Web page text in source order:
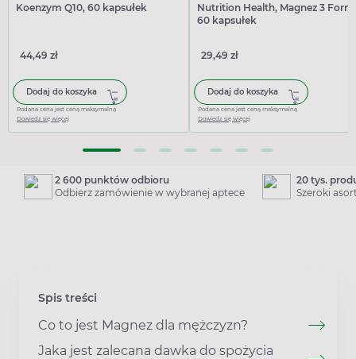
Koenzym Q10, 60 kapsułek
44,49 zł
Dodaj do koszyka
Podana cena jest ceną maksymalną
Dowiedz się więcej
Nutrition Health, Magnez 3
60 kapsułek
29,49 zł
Dodaj do koszyka
Podana cena jest ceną maksymalną
Dowiedz się więcej
2 600 punktów odbioru
Odbierz zamówienie w wybranej aptece
20 tys.
Szeroki
Spis treści
Co to jest Magnez dla mężczyzn?
Jaka jest zalecana dawka do spożycia